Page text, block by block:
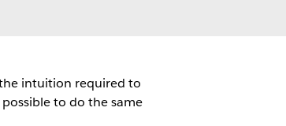
intuition required to
to do the same